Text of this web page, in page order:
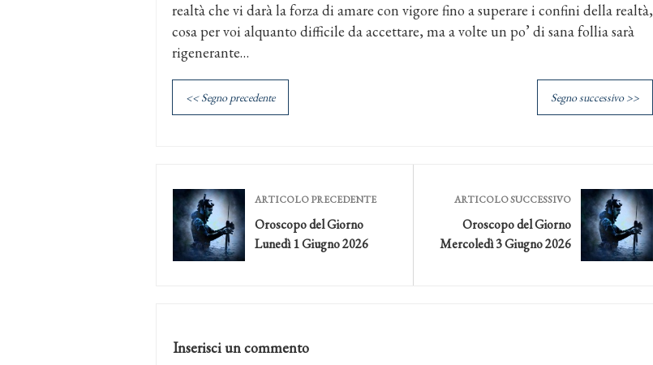
realtà che vi darà la forza di amare con vigore fino a superare i confini della realtà,
cosa per voi alquanto difficile da accettare, ma a volte un po’ di sana follia sarà
rigenerante…
<< Segno precedente Segno successivo >>
ARTICOLO PRECEDENTE
Oroscopo del Giorno
Lunedì 1 Giugno 2026
ARTICOLO SUCCESSIVO
Oroscopo del Giorno
Mercoledì 3 Giugno 2026
Inserisci un commento